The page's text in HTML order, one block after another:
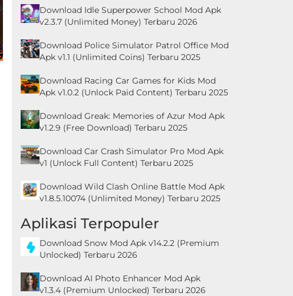
Download Idle Superpower School Mod Apk
v2.3.7 (Unlimited Money) Terbaru 2026
Download Police Simulator Patrol Office Mod
Apk v1.1 (Unlimited Coins) Terbaru 2025
Download Racing Car Games for Kids Mod
Apk v1.0.2 (Unlock Paid Content) Terbaru 2025
Download Greak: Memories of Azur Mod Apk
v1.2.9 (Free Download) Terbaru 2025
Download Car Crash Simulator Pro Mod Apk
v1 (Unlock Full Content) Terbaru 2025
Download Wild Clash Online Battle Mod Apk
v1.8.5.10074 (Unlimited Money) Terbaru 2025
Aplikasi Terpopuler
Download Snow Mod Apk v14.2.2 (Premium
Unlocked) Terbaru 2026
Download AI Photo Enhancer Mod Apk
v1.3.4 (Premium Unlocked) Terbaru 2026